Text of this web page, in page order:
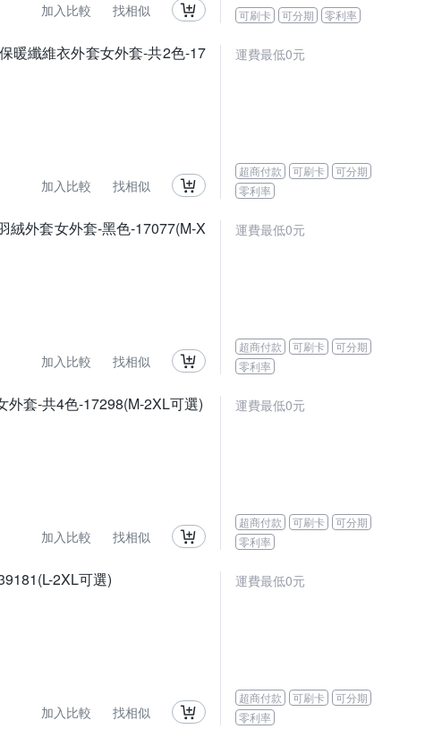
加入比較 找相似 可刷卡 可分期 零利率
暖纖維衣外套女外套-共2色-17
加入比較 找相似
運費最低0元
超商付款 可刷卡
可分期
零利率
絨外套女外套-黑色-17077(M-X
加入比較 找相似
運費最低0元
超商付款 可刷卡
可分期
零利率
套-共4色-17298(M-2XL可選)
加入比較 找相似
運費最低0元
超商付款 可刷卡
可分期
零利率
2XL可選)
加入比較 找相似
運費最低0元
超商付款 可刷卡
可分期
零利率